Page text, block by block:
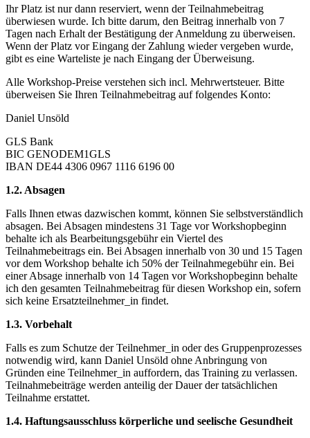
Ihr Platz ist nur dann reserviert, wenn der Teilnahmebeitrag
überwiesen wurde. Ich bitte darum, den Beitrag innerhalb von 7
Tagen nach Erhalt der Bestätigung der Anmeldung zu überweisen.
Wenn der Platz vor Eingang der Zahlung wieder vergeben wurde,
gibt es eine Warteliste je nach Eingang der Überweisung.
Alle Workshop-Preise verstehen sich incl. Mehrwertsteuer. Bitte
überweisen Sie Ihren Teilnahmebeitrag auf folgendes Konto:
Daniel Unsöld
GLS Bank
BIC GENODEM1GLS
IBAN DE44 4306 0967 1116 6196 00
1.2. Absagen
Falls Ihnen etwas dazwischen kommt, können Sie selbstverständlich
absagen. Bei Absagen mindestens 31 Tage vor Workshopbeginn
behalte ich als Bearbeitungsgebühr ein Viertel des
Teilnahmebeitrags ein. Bei Absagen innerhalb von 30 und 15 Tagen
vor dem Workshop behalte ich 50% der Teilnahmegebühr ein. Bei
einer Absage innerhalb von 14 Tagen vor Workshopbeginn behalte
ich den gesamten Teilnahmebeitrag für diesen Workshop ein, sofern
sich keine Ersatzteilnehmer_in findet.
1.3. Vorbehalt
Falls es zum Schutze der Teilnehmer_in oder des Gruppenprozesses
notwendig wird, kann Daniel Unsöld ohne Anbringung von
Gründen eine Teilnehmer_in auffordern, das Training zu verlassen.
Teilnahmebeiträge werden anteilig der Dauer der tatsächlichen
Teilnahme erstattet.
1.4. Haftungsausschluss körperliche und seelische Gesundheit